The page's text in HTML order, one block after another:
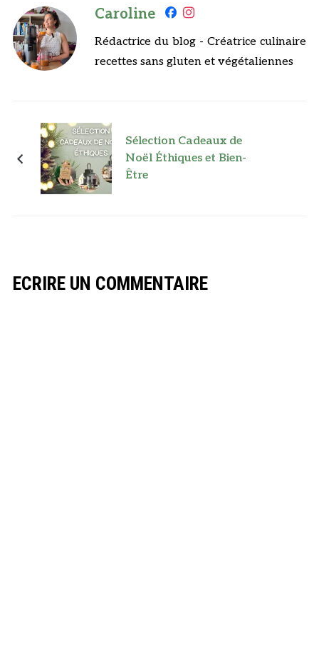
Caroline
Rédactrice du blog - Créatrice culinaire
recettes sans gluten et végétaliennes
Sélection Cadeaux de
Noël Éthiques et Bien-
Être
ECRIRE UN COMMENTAIRE